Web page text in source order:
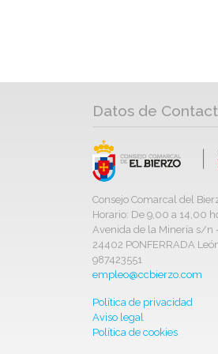
Datos de
Consejo Comarcal del
Horario: De 9,00 a 14,00
Avenida de la Minería s/n
24402 PONFERRADA
987423551
empleo@ccbierzo.com
Política de privacidad
Aviso legal
Política de cookies